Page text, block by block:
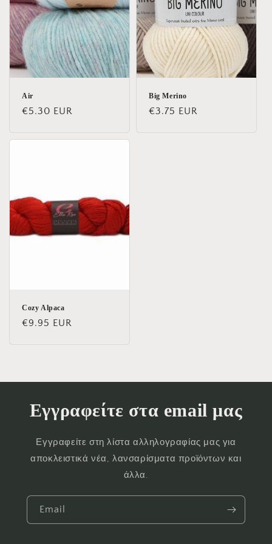
:
Air
Κανονική
€5.30 EUR
Big Merino
Κανονική
€3.75 EUR
Cozy Alpaca
Κανονική
€9.95 EUR
Εγγραφείτε στα email μας
Εγγραφείτε στη λίστα αλληλογραφίας μας για
αποκλειστικά νέα, λανσαρίσματα προϊόντων και
άλλα.
Email